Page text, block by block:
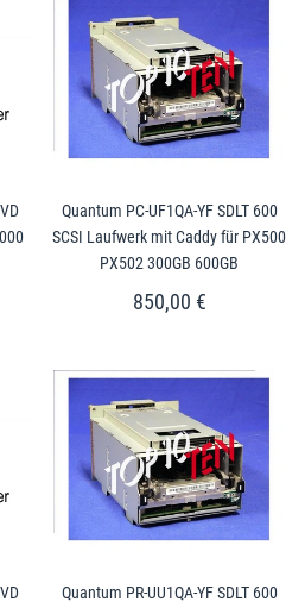
Quantum PC-UF1QA-YF SDLT 600
SCSI Laufwerk mit Caddy für PX500
PX502 300GB 600GB
850,00 €
Quantum PR-UU1QA-YF SDLT 600